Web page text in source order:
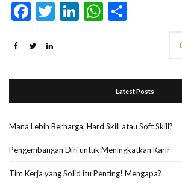
Facebook
Twitter
LinkedIn
WhatsApp
Latest Posts
Mana Lebih Berharga, Hard Skill atau Soft Skill?
Pengembangan Diri untuk Meningkatkan Karir
Tim Kerja yang Solid itu Penting! Mengapa?